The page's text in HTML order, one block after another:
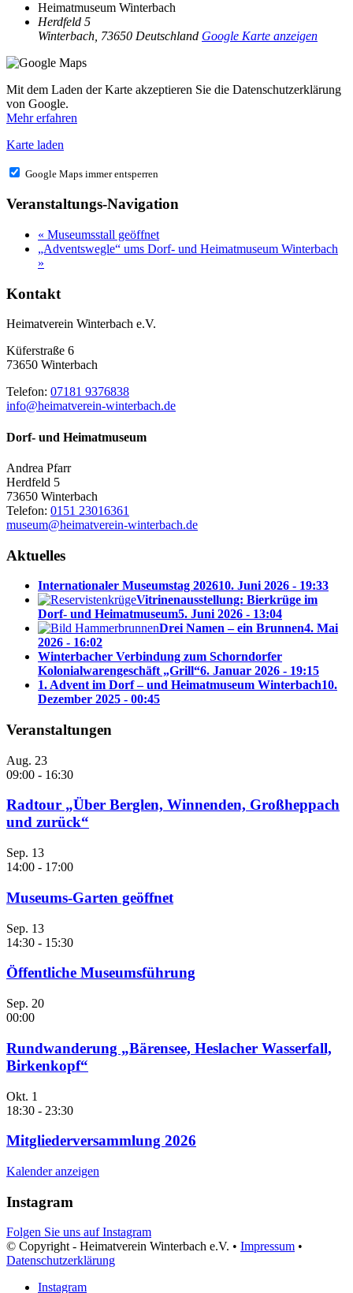
Heimatmuseum Winterbach
Herdfeld 5
Winterbach, 73650 Deutschland Google Karte anzeigen
Mit dem Laden der Karte akzeptieren Sie die Datenschutzerklärung
von Google.
Mehr erfahren
Karte laden
Google Maps immer entsperren
Veranstaltungs-Navigation
« Museumsstall geöffnet
„Adventswegle“ ums Dorf- und Heimatmuseum Winterbach
»
Kontakt
Heimatverein Winterbach e.V.
Küferstraße 6
73650 Winterbach
Telefon: 07181 9376838
info@heimatverein-winterbach.de
Dorf- und Heimatmuseum
Andrea Pfarr
Herdfeld 5
73650 Winterbach
Telefon: 0151 23016361
museum@heimatverein-winterbach.de
Aktuelles
Internationaler Museumstag 202610. Juni 2026 - 19:33
Vitrinenausstellung: Bierkrüge im
Dorf- und Heimatmuseum5. Juni 2026 - 13:04
Drei Namen – ein Brunnen4. Mai
2026 - 16:02
Winterbacher Verbindung zum Schorndorfer
Kolonialwarengeschäft „Grill“6. Januar 2026 - 19:15
1. Advent im Dorf – und Heimatmuseum Winterbach10.
Dezember 2025 - 00:45
Veranstaltungen
Aug. 23
09:00 - 16:30
Radtour „Über Berglen, Winnenden, Großheppach
und zurück“
Sep. 13
14:00 - 17:00
Museums-Garten geöffnet
Sep. 13
14:30 - 15:30
Öffentliche Museumsführung
Sep. 20
00:00
Rundwanderung „Bärensee, Heslacher Wasserfall,
Birkenkopf“
Okt. 1
18:30 - 23:30
Mitgliederversammlung 2026
Kalender anzeigen
Instagram
Folgen Sie uns auf Instagram
© Copyright - Heimatverein Winterbach e.V. • Impressum •
Datenschutzerklärung
Instagram